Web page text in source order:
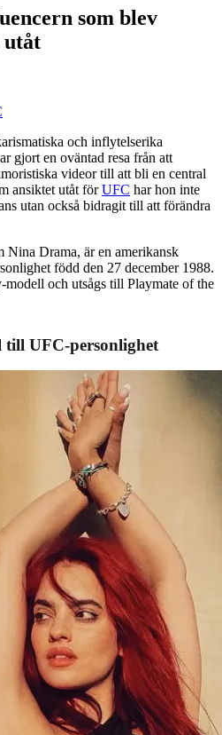
som blev
utåt
och inflytelserika
gjort en oväntad resa från att
videor till att bli en central
ansiktet utåt förUFC har hon inte
utan också bidragit till att förändra
Nina Drama, är en amerikansk
född den 27 december 1988.
och utsågs till Playmate of the
UFC-personlighet